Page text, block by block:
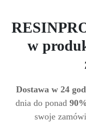
w
Dostawa w 24
dnia do ponad
swoje